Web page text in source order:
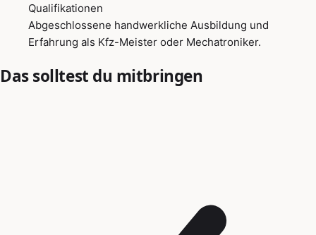
Qualifikationen
Abgeschlossene handwerkliche Ausbildung und
Erfahrung als Kfz-Meister oder Mechatroniker.
Das solltest du mitbringen